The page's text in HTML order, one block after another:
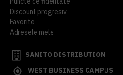
Discount progresiv
Favorite
Adresele mele
SANITO DISTRIBUTION
WEST BUSINESS CAMPUS